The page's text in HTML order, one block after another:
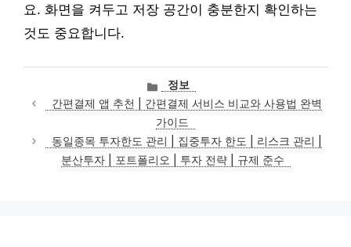
요. 화면을 켜두고 저장 공간이 충분한지 확인하는
것도 중요합니다.
카
테
고
리
정보
간편결제 앱 추천 | 간편결제 서비스 비교와 사용법 완벽
가이드
동일종목 투자한도 관리 | 집중투자 한도 | 리스크 관리 |
분산투자 | 포트폴리오 | 투자 전략 | 규제 준수